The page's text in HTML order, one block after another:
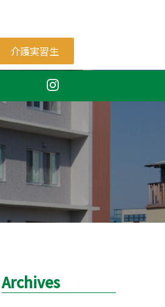
介護実習生
Archives